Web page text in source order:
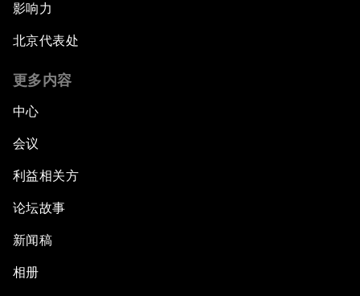
影响力
北京代表处
更多内容
中心
会议
利益相关方
论坛故事
新闻稿
相册